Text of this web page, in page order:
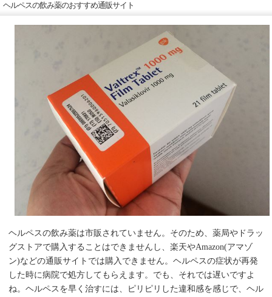
ヘルペスの飲み薬のおすすめ通販サイト
ヘルペスの飲み薬は市販されていません。そのため、薬局やドラッ
グストアで購入することはできませんし、楽天やAmazon(アマゾ
ン)などの通販サイトでは購入できません。ヘルペスの症状が再発
した時に病院で処方してもらえます。でも、それでは遅いですよ
ね。ヘルペスを早く治すには、ピリピリした違和感を感じで、ヘル